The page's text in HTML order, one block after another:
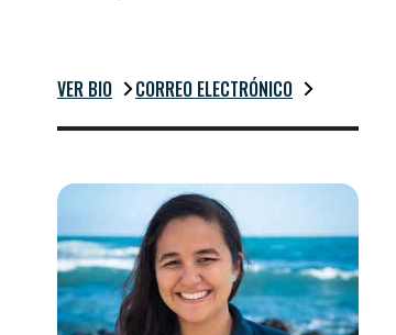
VER BIO CORREO ELECTRÓNICO